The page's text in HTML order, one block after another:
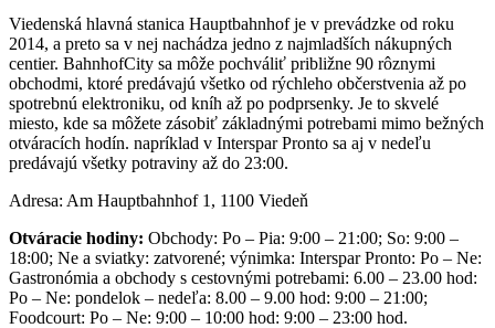
Viedenská hlavná stanica Hauptbahnhof je v prevádzke od roku
2014, a preto sa v nej nachádza jedno z najmladších nákupných
centier. BahnhofCity sa môže pochváliť približne 90 rôznymi
obchodmi, ktoré predávajú všetko od rýchleho občerstvenia až po
spotrebnú elektroniku, od kníh až po podprsenky. Je to skvelé
miesto, kde sa môžete zásobiť základnými potrebami mimo bežných
otváracích hodín. napríklad v Interspar Pronto sa aj v nedeľu
predávajú všetky potraviny až do 23:00.
Adresa: Am Hauptbahnhof 1, 1100 Viedeň
Otváracie hodiny: Obchody: Po – Pia: 9:00 – 21:00; So: 9:00 –
18:00; Ne a sviatky: zatvorené; výnimka: Interspar Pronto: Po – Ne:
Gastronómia a obchody s cestovnými potrebami: 6.00 – 23.00 hod:
Po – Ne: pondelok – nedeľa: 8.00 – 9.00 hod: 9:00 – 21:00;
Foodcourt: Po – Ne: 9:00 – 10:00 hod: 9:00 – 23:00 hod.